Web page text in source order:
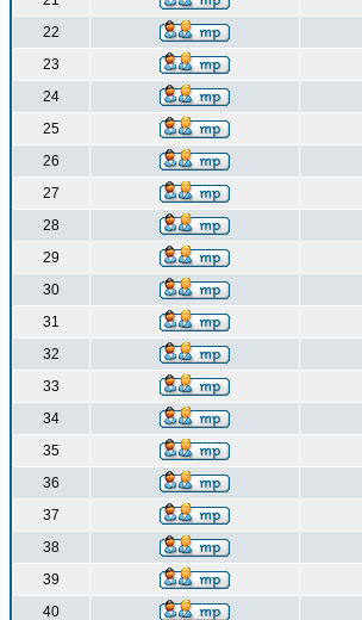
22
23
24
25
26
27
28
29
30
31
32
33
34
35
36
37
38
39
40